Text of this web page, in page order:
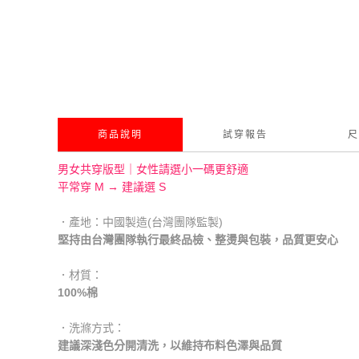
商品說明 試穿報告
男女共穿版型｜女性請選小一碼更舒適
平常穿 M → 建議選 S
．產地：中國製造(台灣團隊監製)
堅持由台灣團隊執行最終品檢、整燙與包裝，品質更安心
．材質：
100%棉
．洗滌方式：
建議深淺色分開清洗，以維持布料色澤與品質